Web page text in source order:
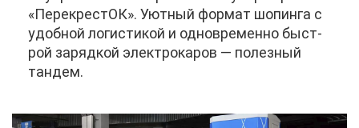
«Пе­ре­кре­стОК». Уют­ный фор­мат шо­пин­га с
удоб­ной ло­ги­сти­кой и од­но­вре­мен­но быст­
рой за­ряд­кой элек­тро­ка­ров — по­лез­ный
тан­дем.